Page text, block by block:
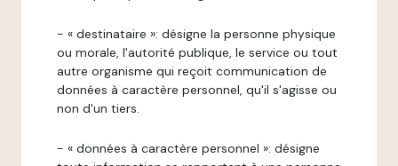
- « destinataire »: désigne la personne physique
ou morale, l'autorité publique, le service ou tout
autre organisme qui reçoit communication de
données à caractère personnel, qu'il s'agisse ou
non d'un tiers.
- « données à caractère personnel »: désigne